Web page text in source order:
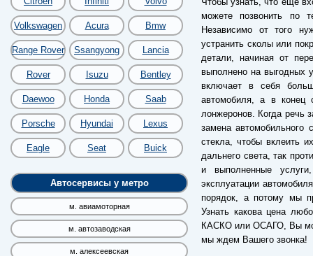
Volkswagen Acura Bmw
Range Rover Ssangyong Lancia
Rover Isuzu Bentley
Daewoo Honda Saab
Porsche Hyundai Lexus
Eagle Seat Buick
Автосервисы у метро
м. авиамоторная
м. автозаводская
м. алексеевская
можете позвонить по
Независимо от того
устранить сколы или
детали, начиная от
выполнено на выгодных
включает в себя
автомобиля, а в конец
лонжеронов. Когда речь
замена автомобильного
стекла, чтобы вклеить
дальнего света, так
и выполненные
эксплуатации
порядок, а потому мы
Узнать какова цена
КАСКО или ОСАГО, Вы
мы ждем Вашего звонка!